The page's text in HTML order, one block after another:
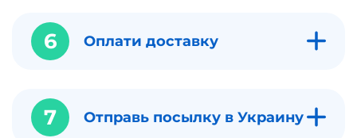
6 Оплати доставку
7 Отправь посылку в Украину